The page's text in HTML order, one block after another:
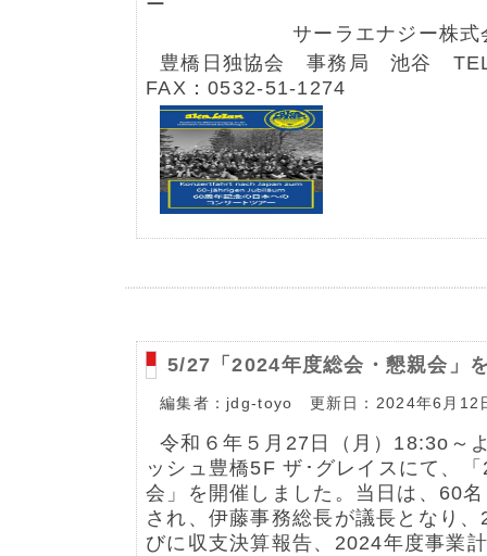
ー
サーラエナジー株式会
豊橋日独協会 事務局 池谷
FAX：0532-51-1274
5/27「2024年度総会・懇親会」
編集者：jdg-toyo 更新日：2024年6月12
令和６年５月27日（月）18:3o～
ッシュ豊橋5F ザ･グレイスにて、
会」を開催しました。当日は、60
され、伊藤事務総長が議長となり
びに収支決算報告、2024年度事業